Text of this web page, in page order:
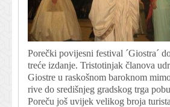
Porečki povijesni festival ´Giostra´
treće izdanje. Tristotinjak članova
Giostre u raskošnom baroknom
rive do središnjeg gradskog trga
Poreču još uvijek velikog broja